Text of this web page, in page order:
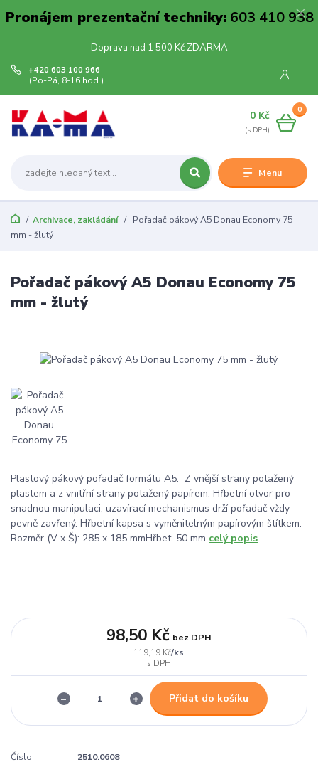
Pronájem prezentační techniky:603 410 938
Doprava nad 1 500 Kč ZDARMA
Menu
+420 603 100 966
(Po-Pá, 8-16 hod.)
0
0 Kč
Archivace, zakládání
Pořadač pákový A5 Donau Economy 75
mm - žlutý
Pořadač pákový A5 Donau Economy 75
mm - žlutý
Plastový pákový pořadač formátu A5. Z vnější strany potažený
plastem a z vnitřní strany potažený papírem. Hřbetní otvor pro
snadnou manipulaci, uzavírací mechanismus drží pořadač vždy
pevně zavřený. Hřbetní kapsa s vyměnitelným papírovým štítkem.
Rozměr (V x Š): 285 x 185 mmHřbet: 50 mm celý popis
119,19 Kč/ks
98,50 Kč bez DPH
Přidat do košíku
Číslo
2510.0608